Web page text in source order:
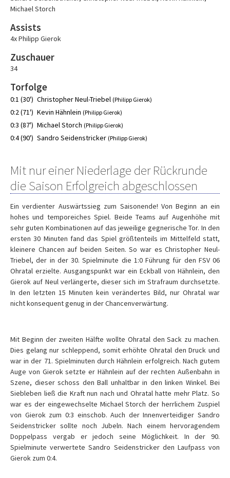
Michael Storch
Assists
4x Philipp Gierok
Zuschauer
34
Torfolge
0:1 (30') Christopher Neul-Triebel (Philipp Gierok)
0:2 (71') Kevin Hähnlein (Philipp Gierok)
0:3 (87') Michael Storch (Philipp Gierok)
0:4 (90') Sandro Seidenstricker (Philipp Gierok)
Mit nur einer Niederlage der Rückrunde
die Saison Erfolgreich abgeschlossen
Ein verdienter Auswärtssieg zum Saisonende! Von Beginn an ein
hohes und temporeiches Spiel. Beide Teams auf Augenhöhe mit
sehr guten Kombinationen auf das jeweilige gegnerische Tor. In den
ersten 30 Minuten fand das Spiel größtenteils im Mittelfeld statt,
kleinere Chancen auf beiden Seiten. So war es Christopher Neul-
Triebel, der in der 30. Spielminute die 1:0 Führung für den FSV 06
Ohratal erzielte. Ausgangspunkt war ein Eckball von Hähnlein, den
Gierok auf Neul verlängerte, dieser sich im Strafraum durchsetzte.
In den letzten 15 Minuten kein verändertes Bild, nur Ohratal war
nicht konsequent genug in der Chancenverwärtung.
Mit Beginn der zweiten Hälfte wollte Ohratal den Sack zu machen.
Dies gelang nur schleppend, somit erhöhte Ohratal den Druck und
war in der 71. Spielminuten durch Hähnlein erfolgreich. Nach gutem
Auge von Gierok setzte er Hähnlein auf der rechten Außenbahn in
Szene, dieser schoss den Ball unhaltbar in den linken Winkel. Bei
Siebleben ließ die Kraft nun nach und Ohratal hatte mehr Platz. So
war es der eingewechselte Michael Storch der herrlichem Zuspiel
von Gierok zum 0:3 einschob. Auch der Innenverteidiger Sandro
Seidenstricker sollte noch Jubeln. Nach einem hervoragendem
Doppelpass vergab er jedoch seine Möglichkeit. In der 90.
Spielminute verwertete Sandro Seidenstricker den Laufpass von
Gierok zum 0:4.